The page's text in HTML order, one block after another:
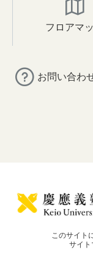
フロアマ
お問い合わ
このサイト
サイ